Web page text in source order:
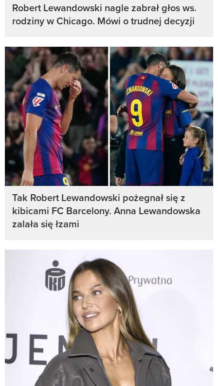
Robert Lewandowski nagle zabrał głos ws.
rodziny w Chicago. Mówi o trudnej decyzji
Tak Robert Lewandowski pożegnał się z
kibicami FC Barcelony. Anna Lewandowska
zalała się łzami